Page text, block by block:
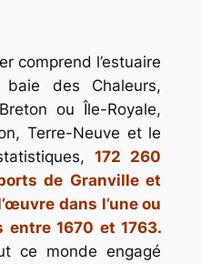
comprend l’estuaire
des Chaleurs,
ou Île-Royale,
Terre-Neuve et le
172 260
de Granville et
dans l’une ou
entre 1670 et 1763.
ce monde engagé